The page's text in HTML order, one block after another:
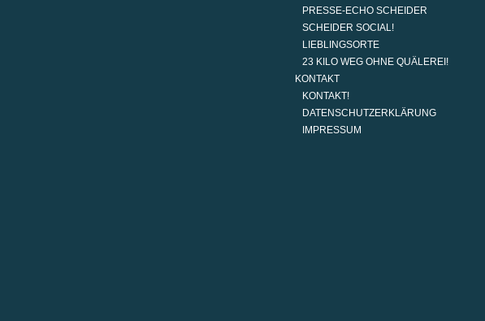
PRESSE-ECHO SCHEIDER
SCHEIDER SOCIAL!
LIEBLINGSORTE
23 KILO WEG OHNE QUÄLEREI!
KONTAKT
KONTAKT!
DATENSCHUTZERKLÄRUNG
IMPRESSUM